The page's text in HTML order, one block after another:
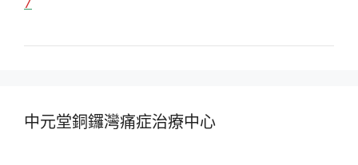
7
中元堂銅鑼灣痛症治療中心